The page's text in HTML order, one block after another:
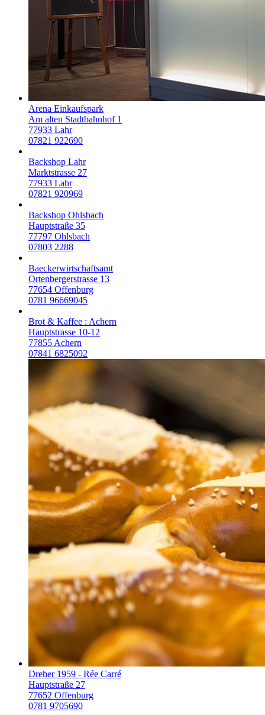
Arena Einkaufspark
Am alten Stadtbahnhof 1
77933 Lahr
07821 922690
Backshop Lahr
Marktstrasse 27
77933 Lahr
07821 920969
Backshop Ohlsbach
Hauptstraße 35
77797 Ohlsbach
07803 2288
Baeckerwirtschaftsamt
Ortenbergerstrasse 13
77654 Offenburg
0781 96669045
Brot & Kaffee : Achern
Hauptstrasse 10-12
77855 Achern
07841 6825092
Dreher 1959 - Rée Carré
Hauptstraße 27
77652 Offenburg
0781 9705690